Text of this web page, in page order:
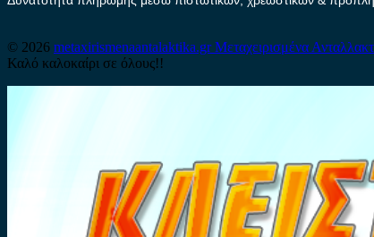
© 2026 metaxirismenaantalaktika.grΜεταχειρισμένα
Καλό καλοκαίρι σε όλους!!